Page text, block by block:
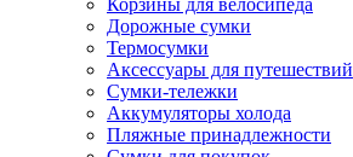
Корзины для велосипеда
Дорожные сумки
Термосумки
Аксессуары для путешествий
Сумки-тележки
Аккумуляторы холода
Пляжные принадлежности